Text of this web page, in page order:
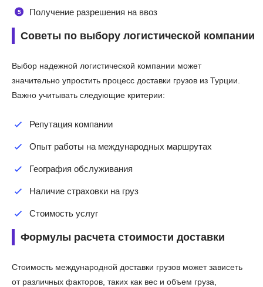
Получение разрешения на ввоз
Советы по выбору логистической компании
Выбор надежной логистической компании может
значительно упростить процесс доставки грузов из Турции.
Важно учитывать следующие критерии:
Репутация компании
Опыт работы на международных маршрутах
География обслуживания
Наличие страховки на груз
Стоимость услуг
Формулы расчета стоимости доставки
Стоимость международной доставки грузов может зависеть
от различных факторов, таких как вес и объем груза,